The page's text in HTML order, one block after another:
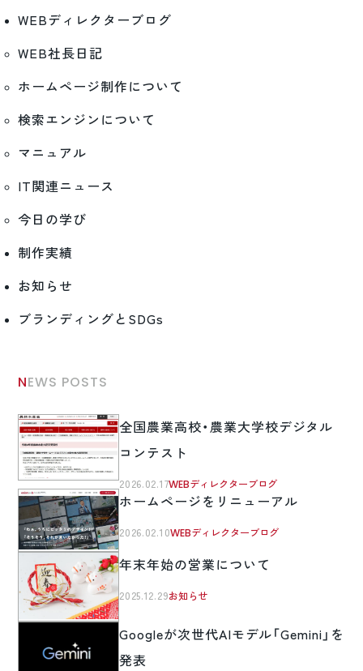
WEBディレクターブログ
WEB社長日記
ホームページ制作について
検索エンジンについて
マニュアル
IT関連ニュース
今日の学び
制作実績
お知らせ
ブランディングとSDGs
NEWS POSTS
全国農業高校・農業大学校デジタル
コンテスト
2026.02.17WEBディレクターブログ
ホームページをリニューアル
2026.02.10WEBディレクターブログ
年末年始の営業について
2025.12.29お知らせ
Googleが次世代AIモデル「Gemini」を
発表